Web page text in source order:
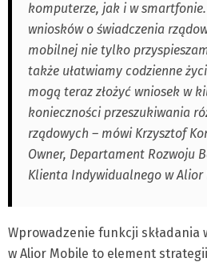
komputerze, jak i w
wniosków o świadczenia
mobilnej nie tylko
także ułatwiamy codzienne
mogą teraz złożyć wniosek w
konieczności przeszukiwania
rządowych – mówi Krzysztof
Owner, Departament Rozwoju
Klienta Indywidualnego w Alior
Wprowadzenie funkcji składania
w Alior Mobile to element